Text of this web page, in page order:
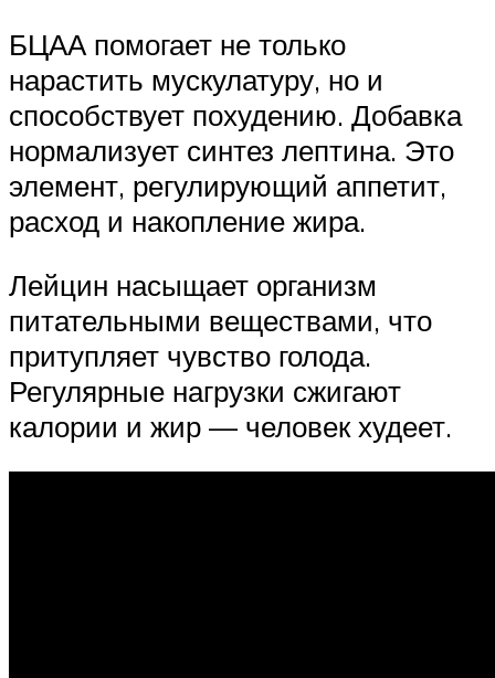
БЦАА помогает не только
нарастить мускулатуру, но и
способствует похудению. Добавка
нормализует синтез лептина. Это
элемент, регулирующий аппетит,
расход и накопление жира.
Лейцин насыщает организм
питательными веществами, что
притупляет чувство голода.
Регулярные нагрузки сжигают
калории и жир — человек худеет.